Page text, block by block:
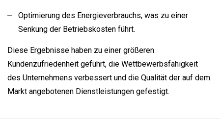
Optimierung des Energieverbrauchs, was zu einer
Senkung der Betriebskosten führt.
Diese Ergebnisse haben zu einer größeren
Kundenzufriedenheit geführt, die Wettbewerbsfähigkeit
des Unternehmens verbessert und die Qualität der auf dem
Markt angebotenen Dienstleistungen gefestigt.